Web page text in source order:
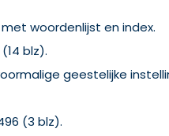
woordenlijst en index.
blz).
geestelijke
(3 blz).